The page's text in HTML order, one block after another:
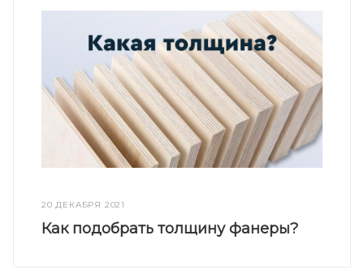
20 ДЕКАБРЯ 2021
Как подобрать толщину фанеры?